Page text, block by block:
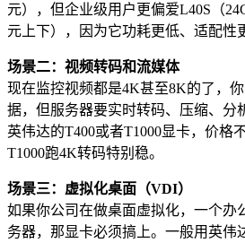
元），但企业级用户更偏爱L40S（
元上下），因为它功耗更低、适配性
场景二：视频转码和流媒体
现在监控视频都是4K甚至8K的了，
据，但服务器要实时转码、压缩、分
英伟达的T400或者T1000显卡，价格
T1000跑4K转码特别稳。
场景三：虚拟化桌面（VDI）
如果你公司在做桌面虚拟化，一个办
务器，那显卡必须搞上。一般用英伟